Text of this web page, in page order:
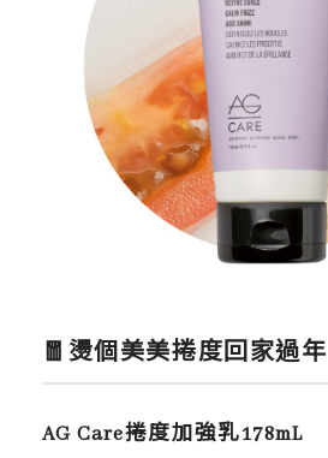
🧧燙個美美捲度回家過年
AG Care捲度加強乳178mL